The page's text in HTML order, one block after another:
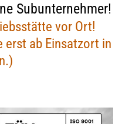
Subunternehmer!
vor Ort!
erst ab Einsatzort in